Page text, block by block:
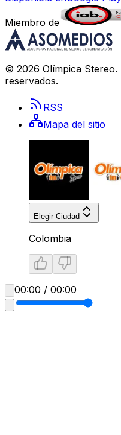
Miembro de
© 2026 Olímpica Stereo.
reservados.
RSS
Mapa del sitio
Elegir Ciudad
Colombia
00:00 / 00:00